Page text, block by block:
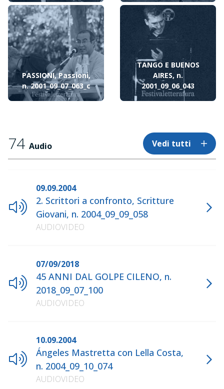
PASSIONI, Passioni,
n. 2001_09_07_063_c
TANGO E BUENOS
AIRES, n.
2001_09_06_043
74 Audio Vedi tutti
09.09.2004
2. Scrittori a confronto, Scritture
Giovani, n. 2004_09_09_058
AUDIOVIDEO
07/09/2018
45 ANNI DAL GOLPE CILENO, n.
2018_09_07_100
AUDIOVIDEO
10.09.2004
Ángeles Mastretta con Lella Costa,
n. 2004_09_10_074
AUDIOVIDEO